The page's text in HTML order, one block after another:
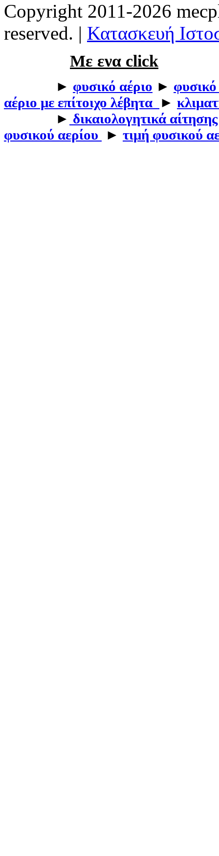
Copyright 2011-2026
reserved. | Κατασκευή
Με ενα click
► φυσικό αέριο ►
αέριο με επίτοιχο λέβητα ►
► δικαιολογητικά
φυσικού αερίου
► τιμή φυσικού